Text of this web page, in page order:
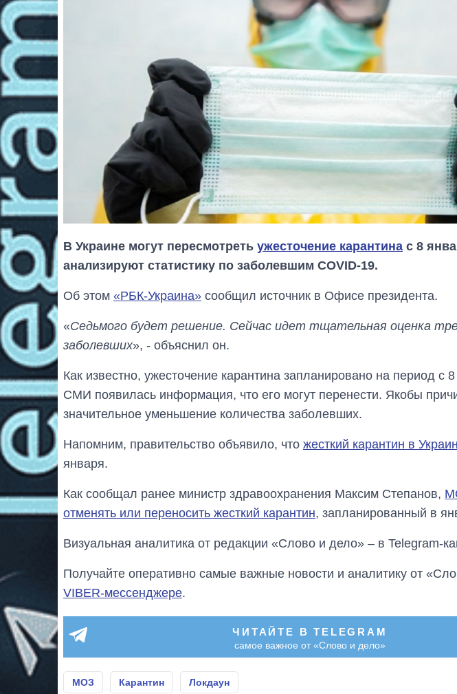
В Украине могут пересмотреть ужесточение карантина с 8
анализируют статистику по заболевшим COVID-19.
Об этом «РБК-Украина» сообщил источник в Офисе президента.
«Седьмого будет решение. Сейчас идет тщательная оценка
заболевших», - объяснил он.
Как известно, ужесточение карантина запланировано на период с
СМИ появилась информация, что его могут перенести. Якобы
значительное уменьшение количества заболевших.
Напомним, правительство объявило, что жесткий карантин в
января.
Как сообщал ранее министр здравоохранения Максим Степанов,
отменять или переносить жесткий карантин, запланированный в
Визуальная аналитика от редакции «Слово и дело» – в Telegram-
Получайте оперативно самые важные новости и аналитику от
VIBER-мессенджере.
ЧИТАЙТЕ В TELEGRAM
самое важное от «Слово и дело»
МОЗ Карантин Локдаун